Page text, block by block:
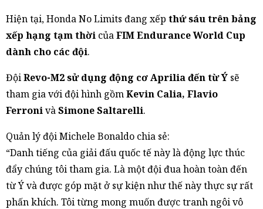
Hiện tại, Honda No Limits đang xếp thứ sáu trên bảng
xếp hạng tạm thời củaFIM Endurance World Cup
dành cho các đội.
ĐộiRevo-M2 sử dụng động cơ Aprilia đến từ Ý sẽ
tham gia với đội hình gồmKevin Calia, Flavio
FerronivàSimone Saltarelli.
Quản lý đội Michele Bonaldo chia sẻ:
“Danh tiếng của giải đấu quốc tế này là động lực thúc
đẩy chúng tôi tham gia. Là một đội đua hoàn toàn đến
từ Ý và được góp mặt ở sự kiện như thế này thực sự rất
phấn khích. Tôi từng mong muốn được tranh ngôi vô